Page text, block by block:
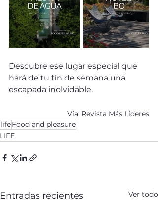
Descubre ese lugar especial que
hará de tu fin de semana una
escapada inolvidable.
Vía: Revista Más Líderes
lifeFood and pleasure
LIFE
Entradas recientes Ver todo